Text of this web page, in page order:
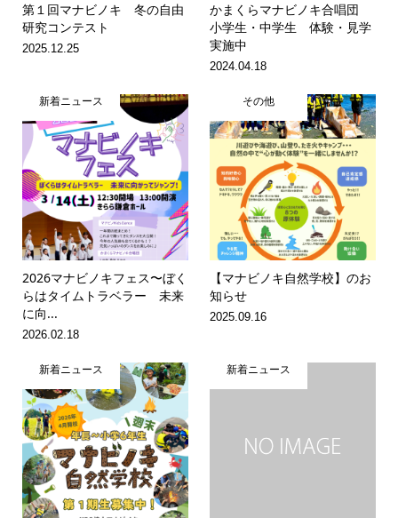
第１回マナビノキ 冬の自由
研究コンテスト
2025.12.25
かまくらマナビノキ合唱団
小学生・中学生 体験・見学
実施中
2024.04.18
新着ニュース
2026マナビノキフェス〜ぼく
らはタイムトラベラー 未来
に向...
2026.02.18
その他
【マナビノキ自然学校】のお
知らせ
2025.09.16
新着ニュース 新着ニュース